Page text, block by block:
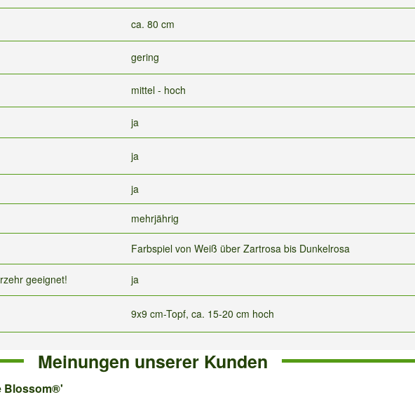
ca. 80 cm
gering
mittel - hoch
ja
ja
ja
mehrjährig
Farbspiel von Weiß über Zartrosa bis Dunkelrosa
geeignet! ja
9x9 cm-Topf, ca. 15-20 cm hoch
Meinungen unserer Kunden
Blossom®'